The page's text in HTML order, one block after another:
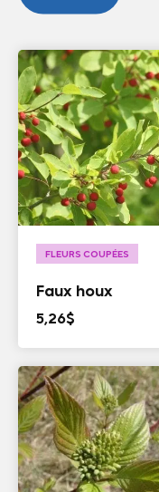
FLEURS COUPÉES
Faux houx
5,26$